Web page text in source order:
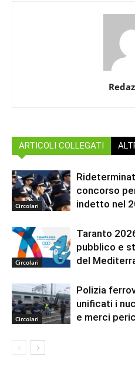
ARTICOLI COLLEGATI
Circolari
concorso
indetto nel
Circolari
Taranto
pubblico e
del
Circolari
Polizia
unificati i
e merci